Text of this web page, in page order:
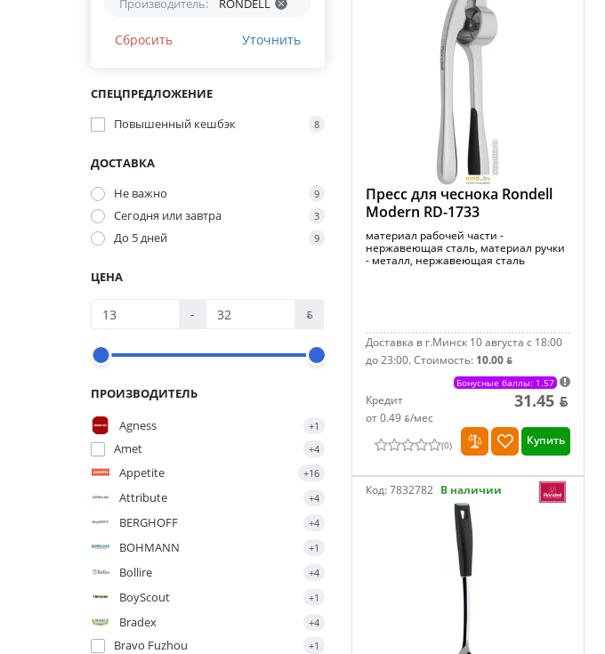
Производитель: RONDELL
Сбросить Уточнить
СПЕЦПРЕДЛОЖЕНИЕ
Повышенный кешбэк
8
ДОСТАВКА
Не важно
9
Сегодня или завтра 3
До 5 дней 9
ЦЕНА
- ƃ
ПРОИЗВОДИТЕЛЬ
Agness
+1
Amet +4
Appetite +16
Attribute +4
BERGHOFF +4
BOHMANN +1
Bollire +4
BoyScout +1
Bradex +4
Bravo Fuzhou +1
Пресс для чеснока Rondell
Modern RD-1733
материал рабочей части -
нержавеющая сталь, материал ручки
- металл, нержавеющая сталь
Доставка в г.Минск 10 августа с 18:00
до 23:00.Стоимость: 10.00 ƃ
Бонусные баллы: 1.57
Кредит
от 0.49 ƃ/мec
31.45 ƃ
(0) Купить
Код:7832782 В наличии